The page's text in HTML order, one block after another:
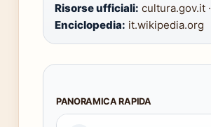
Risorse ufficiali: cultura.gov.it ·
Enciclopedia: it.wikipedia.org
PANORAMICA RAPIDA